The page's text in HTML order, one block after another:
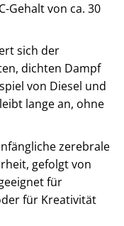
Gehalt von ca. 30
sich der
dichten Dampf
von Diesel und
lange an, ohne
zerebrale
gefolgt von
für
für Kreativität